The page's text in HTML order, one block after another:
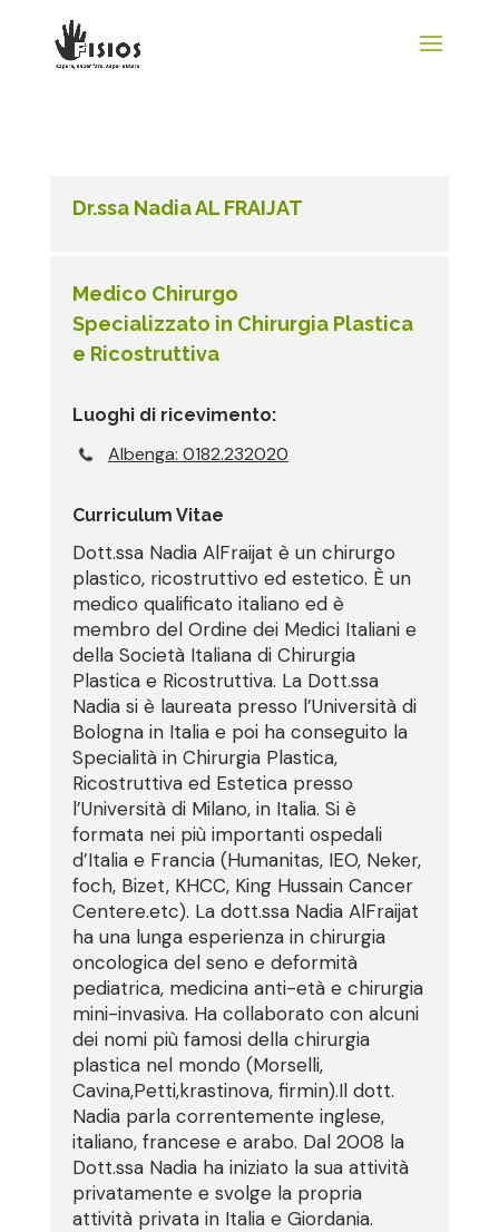
Dr.ssa Nadia AL FRAIJAT
Medico Chirurgo
Specializzato in Chirurgia Plastica
e Ricostruttiva
Luoghi di ricevimento:
Albenga: 0182.232020
Curriculum Vitae
Dott.ssa Nadia AlFraijat è un chirurgo
plastico, ricostruttivo ed estetico. È un
medico qualificato italiano ed è
membro del Ordine dei Medici Italiani e
della Società Italiana di Chirurgia
Plastica e Ricostruttiva. La Dott.ssa
Nadia si è laureata presso l’Università di
Bologna in Italia e poi ha conseguito la
Specialità in Chirurgia Plastica,
Ricostruttiva ed Estetica presso
l’Università di Milano, in Italia. Si è
formata nei più importanti ospedali
d’Italia e Francia (Humanitas, IEO, Neker,
foch, Bizet, KHCC, King Hussain Cancer
Centere.etc). La dott.ssa Nadia AlFraijat
ha una lunga esperienza in chirurgia
oncologica del seno e deformità
pediatrica, medicina anti-età e chirurgia
mini-invasiva. Ha collaborato con alcuni
dei nomi più famosi della chirurgia
plastica nel mondo (Morselli,
Cavina,Petti,krastinova, firmin).Il dott.
Nadia parla correntemente inglese,
italiano, francese e arabo. Dal 2008 la
Dott.ssa Nadia ha iniziato la sua attività
privatamente e svolge la propria
attività privata in Italia e Giordania.